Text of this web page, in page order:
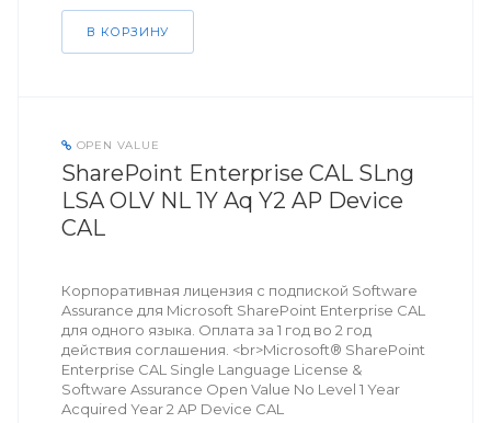
В КОРЗИНУ
OPEN VALUE
SharePoint Enterprise CAL SLng
LSA OLV NL 1Y Aq Y2 AP Device
CAL
Корпоративная лицензия с подпиской Software
Assurance для Microsoft SharePoint Enterprise CAL
для одного языка. Оплата за 1 год во 2 год
действия соглашения. <br>Microsoft® SharePoint
Enterprise CAL Single Language License &
Software Assurance Open Value No Level 1 Year
Acquired Year 2 AP Device CAL